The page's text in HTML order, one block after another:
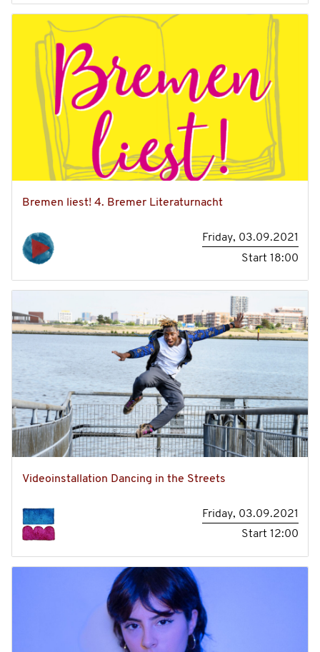
Bremen liest! 4. Bremer Literaturnacht
Friday, 03.09.2021
Start18:00
Videoinstallation Dancing in the Streets
Friday, 03.09.2021
Start12:00